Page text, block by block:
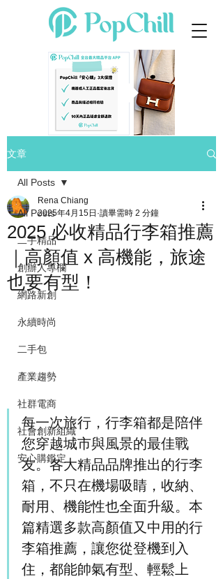
文章
All Posts
二手精品
創辦人專欄
網路新創
永續時尚
二手包
產業趨勢
社群電商
社會創新組織
安心購鑑定
All Posts
2025 必收精品行李箱推薦
｜高顏值 x 高機能，旅途
也要有型！
Rena Chiang
2025年4月15日 讀畢需時 2 分鐘
每一次旅行，行李箱都是陪伴
您穿越城市與風景的最佳戰
友。各大精品品牌推出的行李
箱，不只在機場吸睛，收納、
耐用、機能性也全面升級。本
篇精選多款高顏值又中用的行
李箱推薦，讓您從登機到入
住，都能帥氣有型、輕鬆上